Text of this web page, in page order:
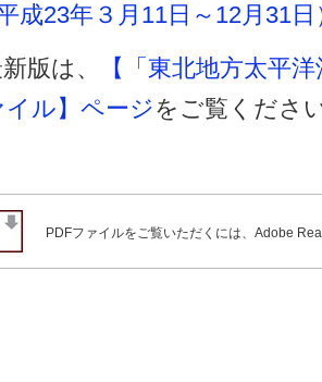
成23年３月11日～12月31
版は、
【「東北地方太平
ル】ページをご覧くださ
PDFファイルをご覧いただくには、Adobe